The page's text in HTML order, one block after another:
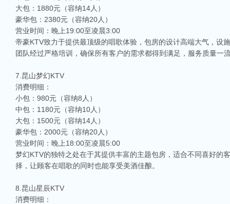
大包：1880元（容纳14人）
豪华包：2380元（容纳20人）
营业时间：晚上19:00至凌晨3:00
帝豪KTV致力于提供最顶级的唱歌体验，包房的设计高端大气，设
团队经过严格培训，确保所有客户的需求都得到满足，服务质量一
7.昆山梦幻KTV
消费明细：
小包：980元（容纳8人）
中包：1180元（容纳10人）
大包：1500元（容纳14人）
豪华包：2000元（容纳20人）
营业时间：晚上18:00至凌晨5:00
梦幻KTV的独特之处在于其提供丰富的主题包房，适合不同喜好的
择，让顾客在唱歌的同时也能享受美酒佳酿。
8.昆山星辰KTV
消费明细：